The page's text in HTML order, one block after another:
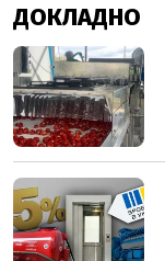
ДОКЛАДНО